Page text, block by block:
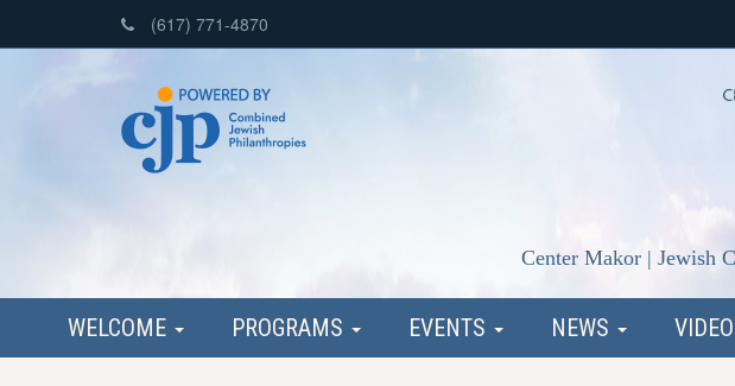
(617) 771-4870
Center Makor | Jewish
WELCOME PROGRAMS EVENTS NEWS